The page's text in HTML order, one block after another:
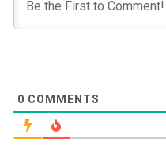
0 COMMENTS